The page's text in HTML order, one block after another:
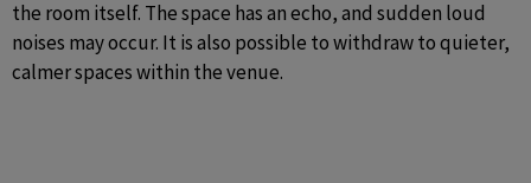
the room itself. The space has an echo, and sudden loud
noises may occur. It is also possible to withdraw to quieter,
calmer spaces within the venue.